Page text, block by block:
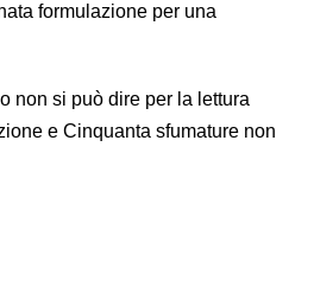
formulazione per una
non si può dire per la lettura
e Cinquanta sfumature non